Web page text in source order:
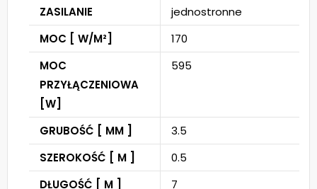
ZASILANIE
jednostronne
MOC [ W/M²]
170
MOC
PRZYŁĄCZENIOWA
[W]
595
GRUBOŚĆ [ MM ]
3.5
SZEROKOŚĆ [ M ]
0.5
DŁUGOŚĆ [ M ]
7